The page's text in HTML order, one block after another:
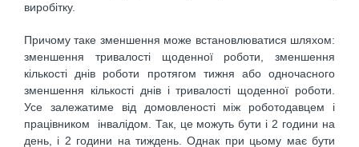
виробітку.
Причому таке зменшення може встановлюватися шляхом:
зменшення тривалості щоденної роботи, зменшення
кількості днів роботи протягом тижня або одночасного
зменшення кількості днів і тривалості щоденної роботи.
Усе залежатиме від домовленості між роботодавцем і
працівником інвалідом. Так, це можуть бути і 2 години на
день, і 2 години на тиждень. Однак при цьому має бути